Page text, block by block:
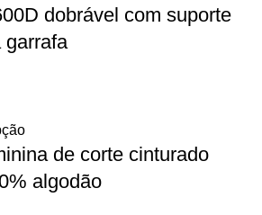
dobrável com suporte
garrafa
de corte cinturado
algodão